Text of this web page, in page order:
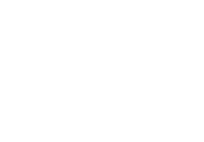
présent génère-t-il l'instant
d'aborder ces questions,